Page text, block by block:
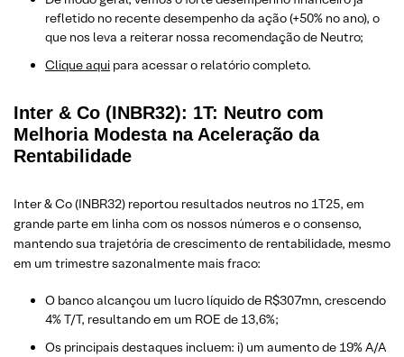
refletido no recente desempenho da ação (+50% no ano), o
que nos leva a reiterar nossa recomendação de Neutro;
Clique aqui para acessar o relatório completo.
Inter & Co (INBR32): 1T: Neutro com
Melhoria Modesta na Aceleração da
Rentabilidade
Inter & Co (INBR32) reportou resultados neutros no 1T25, em
grande parte em linha com os nossos números e o consenso,
mantendo sua trajetória de crescimento de rentabilidade, mesmo
em um trimestre sazonalmente mais fraco:
O banco alcançou um lucro líquido de R$307mn, crescendo
4% T/T, resultando em um ROE de 13,6%;
Os principais destaques incluem: i) um aumento de 19% A/A